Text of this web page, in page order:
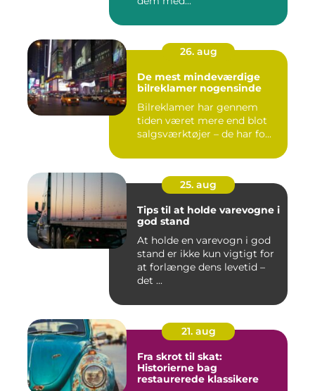
26. aug
De mest mindeværdige
bilreklamer nogensinde
Bilreklamer har gennem
tiden været mere end blot
salgsværktøjer – de har fo...
25. aug
Tips til at holde varevogne i
god stand
At holde en varevogn i god
stand er ikke kun vigtigt for
at forlænge dens levetid –
det ...
21. aug
Fra skrot til skat:
Historierne bag
restaurerede klassikere